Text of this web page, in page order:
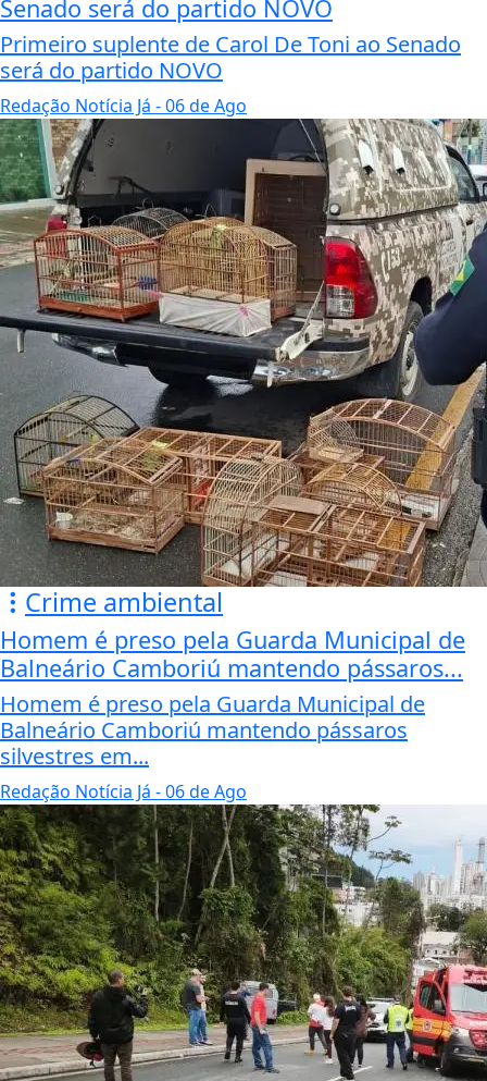
Senado será do partido NOVO
Primeiro suplente de Carol De Toni ao Senado
será do partido NOVO
Redação Notícia Já - 06 de Ago
Crime ambiental
Homem é preso pela Guarda Municipal de
Balneário Camboriú mantendo pássaros...
Homem é preso pela Guarda Municipal de
Balneário Camboriú mantendo pássaros
silvestres em...
Redação Notícia Já - 06 de Ago